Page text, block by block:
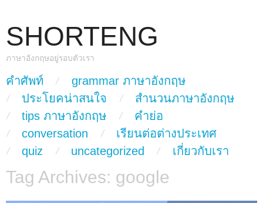
SHORTENG
ภาษาอังกฤษอยู่รอบตัวเรา
Main Menu
skip to content
คำศัพท์
grammar ภาษาอังกฤษ
ประโยคน่าสนใจ
สำนวนภาษาอังกฤษ
tips ภาษาอังกฤษ
คำย่อ
conversation
เรียนต่อต่างประเทศ
quiz
uncategorized เกี่ยวกับเรา
Tag Archives: google